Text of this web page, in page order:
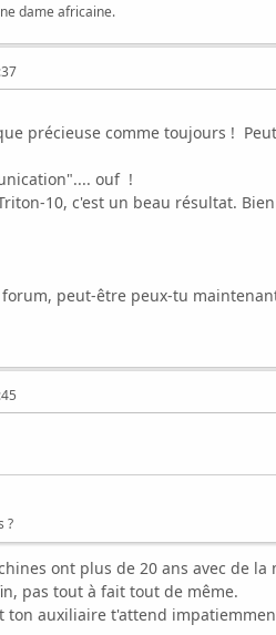
dame africaine.
précieuse comme toujours !
ouf !
10, c'est un beau résultat.
peut-être peux-tu
?
ont plus de 20 ans avec de
pas tout à fait tout de même.
ton auxiliaire t'attend